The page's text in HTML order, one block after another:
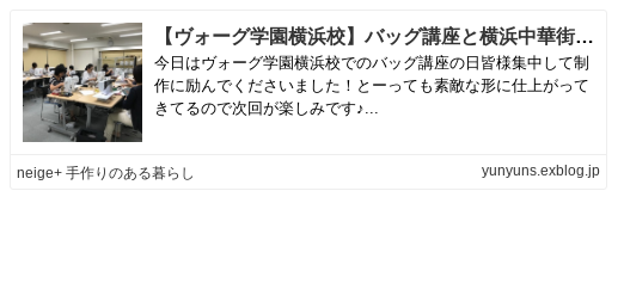
【ヴォーグ学園横浜校】バッグ講座と横浜中華街の占いとパワースポット♪ | neige+ 手作りのある暮らし
今日はヴォーグ学園横浜校でのバッグ講座の日皆様集中して制
作に励んでくださいました！とーっても素敵な形に仕上がって
きてるので次回が楽しみです♪...
neige+ 手作りのある暮らし yunyuns.exblog.jp